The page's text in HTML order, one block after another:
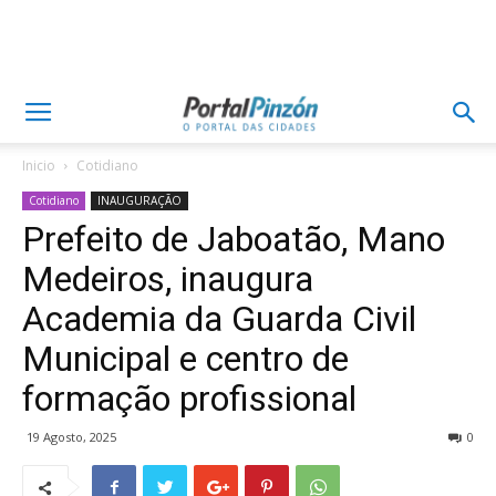
Inicio Cotidiano
Cotidiano INAUGURAÇÃO
Prefeito de Jaboatão, Mano
Medeiros, inaugura
Academia da Guarda Civil
Municipal e centro de
formação profissional
19 Agosto, 2025 0